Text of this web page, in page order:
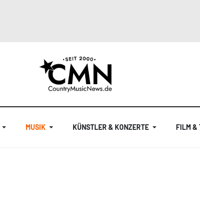
MUSIK KÜNSTLER & KONZERTE FILM &